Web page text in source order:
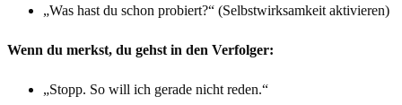
„Was hast du schon probiert?“ (Selbstwirksamkeit aktivieren)
Wenn du merkst, du gehst in den Verfolger:
„Stopp. So will ich gerade nicht reden.“